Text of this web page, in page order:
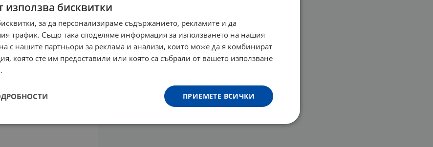
използва бисквитки
за да персонализираме съдържанието, рекламите и да
трафик. Също така споделяме информация за използването на нашия
с нашите партньори за реклама и анализи, които може да я комбинират
която сте им предоставили или която са събрали от вашето използване
ПРИЕМЕТЕ ВСИЧКИ